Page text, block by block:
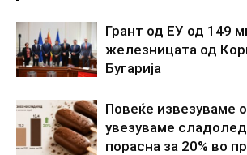
Грант од ЕУ од 149
железницата од
Бугарија
Повеќе извезуваме
увезуваме
порасна за 20% во